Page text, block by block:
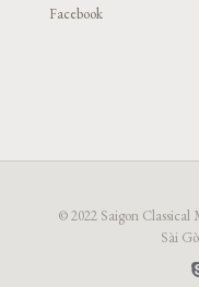
Facebook
© 2022 Saigon Classical
Sài